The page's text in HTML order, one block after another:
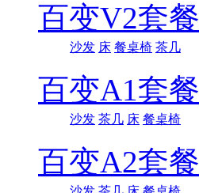
百变V2套餐
沙发 床 餐桌椅 茶几
百变A1套餐
沙发 茶几 床 餐桌椅
百变A2套餐